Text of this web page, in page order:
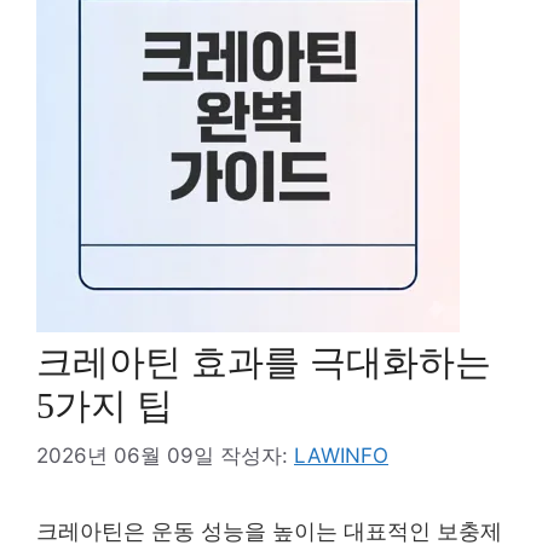
크레아틴 효과를 극대화하는
5가지 팁
2026년 06월 09일 작성자: LAWINFO
크레아틴은 운동 성능을 높이는 대표적인 보충제